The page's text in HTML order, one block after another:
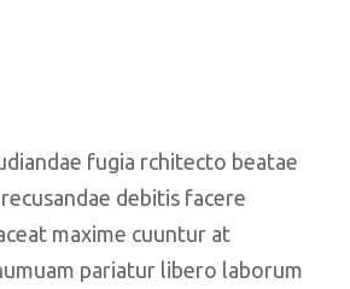
fugia rchitecto beatae
debitis facere
maxime cuuntur at
pariatur libero laborum